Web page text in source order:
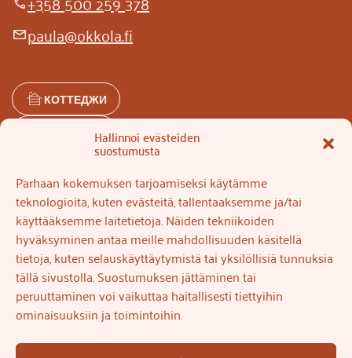
Hallinnoi evästeiden
suostumusta
Parhaan kokemuksen tarjoamiseksi käytämme
teknologioita, kuten evästeitä, tallentaaksemme ja/tai
käyttääksemme laitetietoja. Näiden tekniikoiden
hyväksyminen antaa meille mahdollisuuden käsitellä
tietoja, kuten selauskäyttäytymistä tai yksilöllisiä tunnuksia
tällä sivustolla. Suostumuksen jättäminen tai
peruuttaminen voi vaikuttaa haitallisesti tiettyihin
ominaisuuksiin ja toimintoihin.
emailpaula@okkola.fi
Главная
Коттеджи
История
Островная идиллия
ответственность
КОТТЕДЖИ
РЕСТОРАН